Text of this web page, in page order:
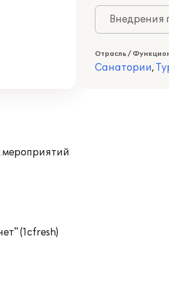
Внедрения
Отрасль /
Санатории,
мероприятий
(1cfresh)